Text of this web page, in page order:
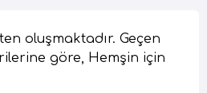
oluşmaktadır. Geçen
göre, Hemşin için